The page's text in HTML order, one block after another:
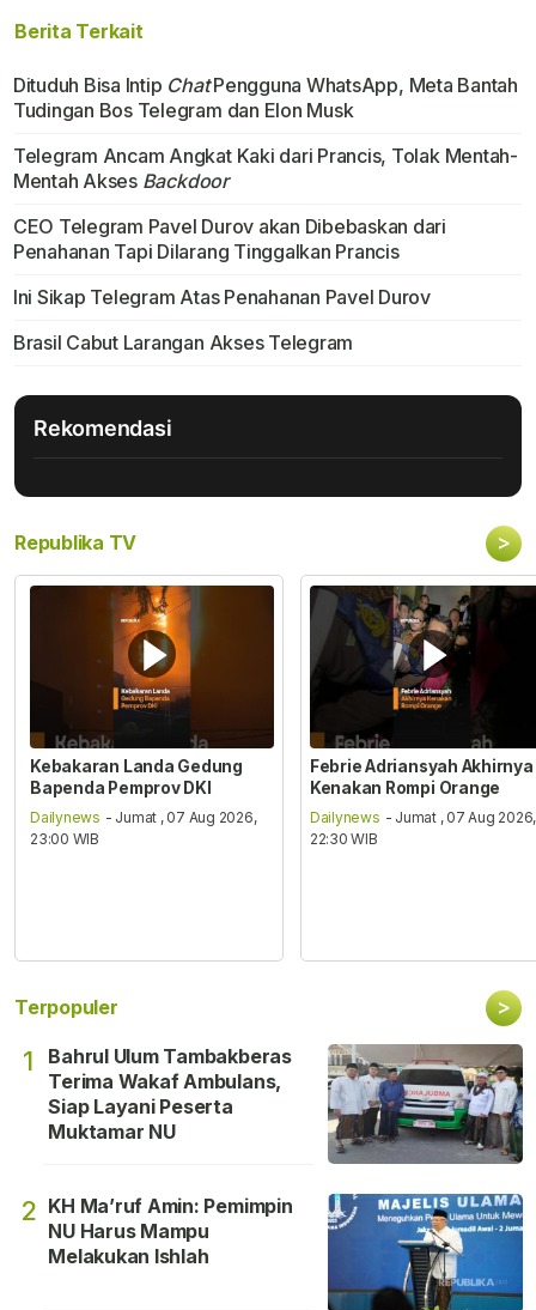
Berita Terkait
Dituduh Bisa Intip ChatPengguna WhatsApp, Meta Bantah
Tudingan Bos Telegram dan Elon Musk
Telegram Ancam Angkat Kaki dari Prancis, Tolak Mentah-
Mentah Akses Backdoor
CEO Telegram Pavel Durov akan Dibebaskan dari
Penahanan Tapi Dilarang Tinggalkan Prancis
Ini Sikap Telegram Atas Penahanan Pavel Durov
Brasil Cabut Larangan Akses Telegram
Rekomendasi
Republika TV >
Kebakaran Landa Gedung
Bapenda Pemprov DKI
Dailynews - Jumat , 07 Aug 2026,
23:00 WIB
Febrie Adriansyah Akhirnya
Kenakan Rompi Orange
Dailynews - Jumat , 07 Aug 2026,
22:30 WIB
Terpopuler >
1
Bahrul Ulum Tambakberas
Terima Wakaf Ambulans,
Siap Layani Peserta
Muktamar NU
2 KH Ma’ruf Amin: Pemimpin
NU Harus Mampu
Melakukan Ishlah